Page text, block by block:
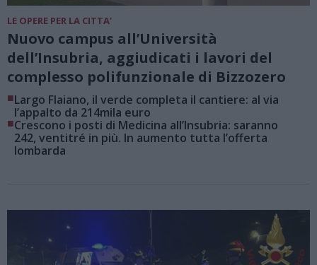
LE OPERE PER LA CITTA'
Nuovo campus all’Università
dell’Insubria, aggiudicati i lavori del
complesso polifunzionale di Bizzozero
■Largo Flaiano, il verde completa il cantiere: al via
l’appalto da 214mila euro
■Crescono i posti di Medicina all’Insubria: saranno
242, ventitré in più. In aumento tutta l’offerta
lombarda